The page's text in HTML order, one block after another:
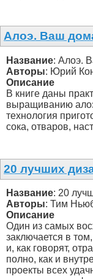
Алоэ. Ваш
Название: Алоэ.
Авторы: Юрий
Описание
В книге даны
выращиванию
технология
сока, отваров,
20 лучших
Название: 20
Авторы: Тим
Описание
Один из самых
заключается в
и, как говорят,
полно, как и
проекты всех